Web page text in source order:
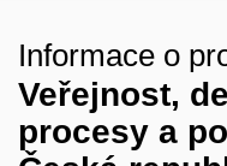
Informace o
Veřejnost,
procesy a